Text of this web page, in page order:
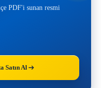
PDF'i sunan resmi
Satın Al